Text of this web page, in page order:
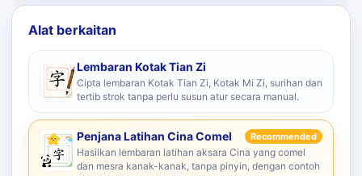
Alat berkaitan
Lembaran Kotak Tian Zi
Cipta lembaran Kotak Tian Zi, Kotak Mi Zi, surihan dan
tertib strok tanpa perlu susun atur secara manual.
Penjana Latihan Cina Comel Recommended
Hasilkan lembaran latihan aksara Cina yang comel
dan mesra kanak-kanak, tanpa pinyin, dengan contoh